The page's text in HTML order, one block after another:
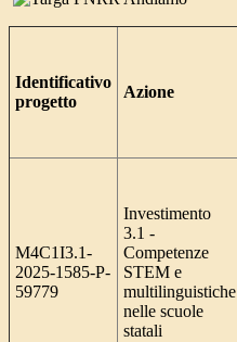
Identificativo
progetto
Azione
M4C1I3.1-
2025-1585-P-
59779
Investimento
3.1 -
Competenze
STEM e
multilinguistiche
nelle scuole
statali